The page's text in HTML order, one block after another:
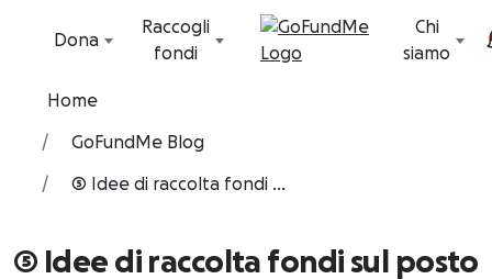
Vai al contenuto
Dona
Raccogli
fondi
Chi
siamo
Home
GoFundMe Blog
5 Idee di raccolta fondi ...
5 Idee di raccolta fondi sul posto